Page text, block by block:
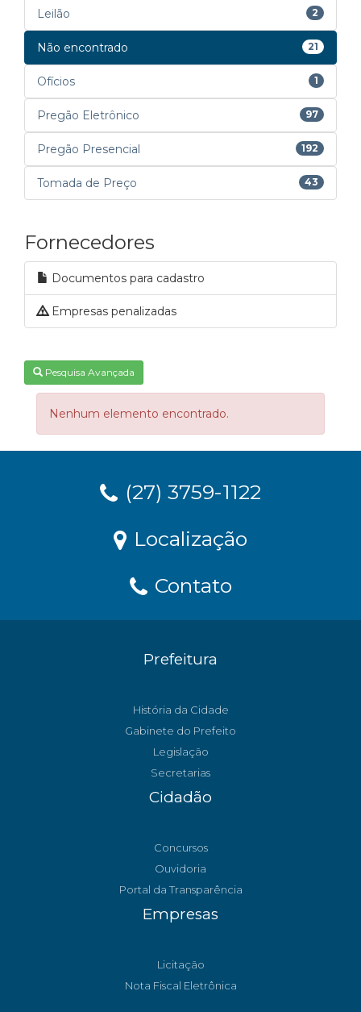
Leilão 2
Não encontrado 21
Ofícios 1
Pregão Eletrônico 97
Pregão Presencial 192
Tomada de Preço 43
Fornecedores
Documentos para cadastro
Empresas penalizadas
Pesquisa Avançada
Nenhum elemento encontrado.
(27) 3759-1122
Localização
Contato
Prefeitura
História da Cidade
Gabinete do Prefeito
Legislação
Secretarias
Cidadão
Concursos
Ouvidoria
Portal da Transparência
Empresas
Licitação
Nota Fiscal Eletrônica